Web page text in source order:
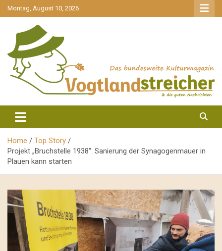
gehe
zum
Montag, August 10, 2026
Vogtlandstreicher
Home
Top Story
Projekt „Bruchstelle 1938“: Sanierung der Synagogenmauer in
Plauen kann starten